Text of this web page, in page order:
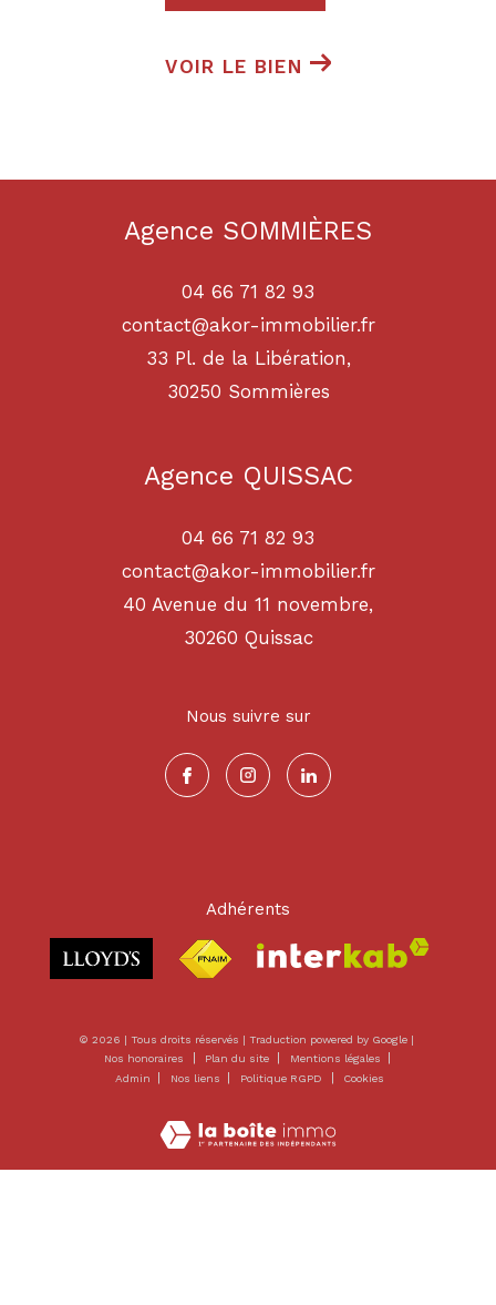
VOIR LE BIEN
Agence SOMMIÈRES
04 66 71 82 93
contact@akor-immobilier.fr
33 Pl. de la Libération,
30250
sommières
Agence QUISSAC
04 66 71 82 93
contact@akor-immobilier.fr
40 Avenue du 11 novembre,
30260
quissac
Nous suivre sur
Adhérents
© 2026 | Tous droits réservés | Traduction powered by Google |
Nos honoraires
Plan du site
Mentions légales
Admin
Nos liens Politique RGPD Cookies